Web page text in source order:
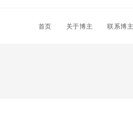
首页 关于博主 联系博主